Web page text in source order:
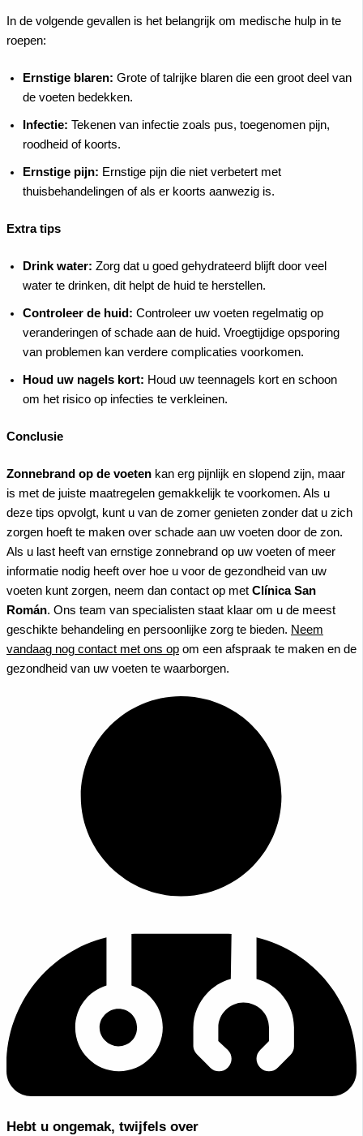
In de volgende gevallen is het belangrijk om medische hulp in te
roepen:
Ernstige blaren: Grote of talrijke blaren die een groot deel van
de voeten bedekken.
Infectie: Tekenen van infectie zoals pus, toegenomen pijn,
roodheid of koorts.
Ernstige pijn: Ernstige pijn die niet verbetert met
thuisbehandelingen of als er koorts aanwezig is.
Extra tips
Drink water: Zorg dat u goed gehydrateerd blijft door veel
water te drinken, dit helpt de huid te herstellen.
Controleer de huid: Controleer uw voeten regelmatig op
veranderingen of schade aan de huid. Vroegtijdige opsporing
van problemen kan verdere complicaties voorkomen.
Houd uw nagels kort: Houd uw teennagels kort en schoon
om het risico op infecties te verkleinen.
Conclusie
Zonnebrand op de voeten kan erg pijnlijk en slopend zijn, maar
is met de juiste maatregelen gemakkelijk te voorkomen. Als u
deze tips opvolgt, kunt u van de zomer genieten zonder dat u zich
zorgen hoeft te maken over schade aan uw voeten door de zon.
Als u last heeft van ernstige zonnebrand op uw voeten of meer
informatie nodig heeft over hoe u voor de gezondheid van uw
voeten kunt zorgen, neem dan contact op met Clínica San
Román. Ons team van specialisten staat klaar om u de meest
geschikte behandeling en persoonlijke zorg te bieden. Neem
vandaag nog contact met ons op om een afspraak te maken en de
gezondheid van uw voeten te waarborgen.
Hebt u ongemak, twijfels over